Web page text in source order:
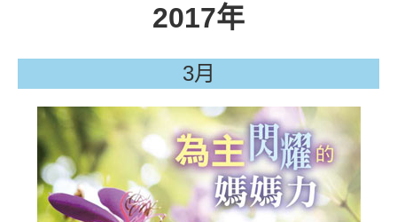
2017年
3月